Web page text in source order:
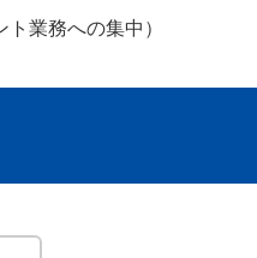
業務への集中）